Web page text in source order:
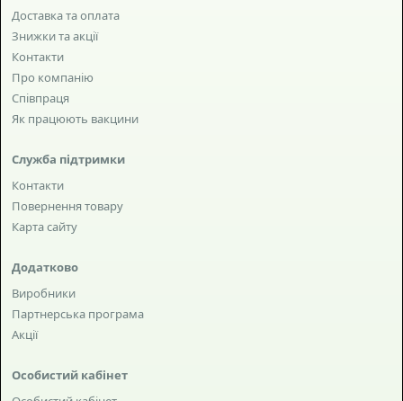
Доставка та оплата
Знижки та акції
Контакти
Про компанію
Співпраця
Як працюють вакцини
Служба підтримки
Контакти
Повернення товару
Карта сайту
Додатково
Виробники
Партнерська програма
Акції
Особистий кабінет